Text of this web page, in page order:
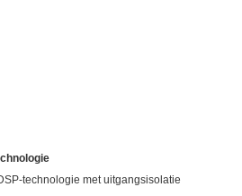
technologie met uitgangsisolatie